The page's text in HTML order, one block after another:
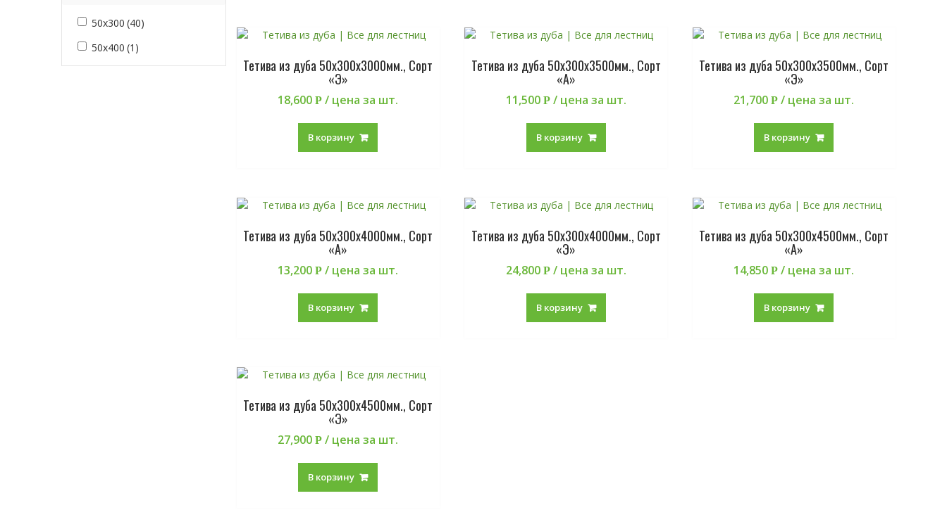
Тетива из дуба 50х300х3000мм., Сорт
«Э»
18,600Р / цена за шт.
В корзину
Тетива из дуба 50х300х3500мм., Сорт
«А»
11,500 Р / цена за шт.
В корзину
Тетива из дуба 50х300х3500мм., Сорт
«Э»
21,700Р / цена за шт.
В корзину
Тетива из дуба 50х300х4000мм., Сорт
«А»
13,200Р / цена за шт.
В корзину
Тетива из дуба 50х300х4000мм., Сорт
«Э»
24,800 Р / цена за шт.
В корзину
Тетива из дуба 50х300х4500мм., Сорт
«А»
14,850Р / цена за шт.
В корзину
Тетива из дуба 50х300х4500мм., Сорт
«Э»
27,900Р / цена за шт.
В корзину
50х300 (40)
50х400 (1)